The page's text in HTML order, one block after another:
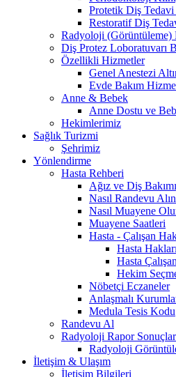
Protetik Diş
Restoratif Diş
Radyoloji
Diş Protez Loboratuvarı
Özellikli Hizmetler
Genel Anestezi
Evde Bakım
Anne & Bebek
Anne Dostu ve
Hekimlerimiz
Sağlık Turizmi
Şehrimiz
Yönlendirme
Hasta Rehberi
Ağız ve Diş
Nasıl Randevu
Nasıl Muayene
Muayene Saatleri
Hasta - Çalışan
Hasta
Hasta
Hekim
Nöbetçi Eczaneler
Anlaşmalı
Medula Tesis Kodu
Randevu Al
Radyoloji Rapor
Radyoloji
İletişim & Ulaşım
İletişim Bilgileri